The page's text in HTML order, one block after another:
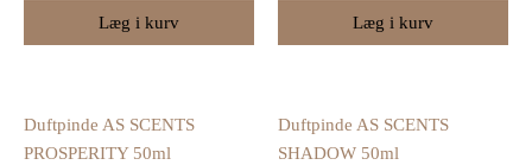
Læg i kurv Læg i kurv
Duftpinde AS SCENTS
PROSPERITY 50ml
Duftpinde AS SCENTS
SHADOW 50ml